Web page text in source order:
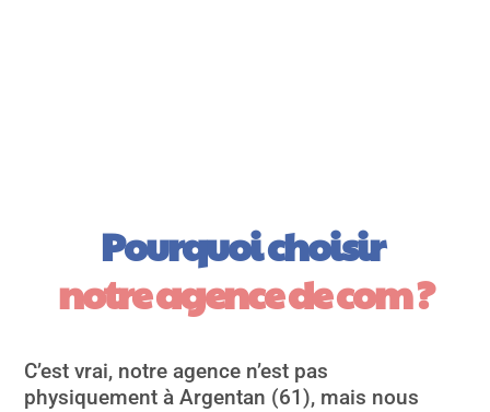
Pourquoi choisir
notre agence de com ?
C’est vrai, notre agence n’est pas
physiquement à Argentan (61), mais nous